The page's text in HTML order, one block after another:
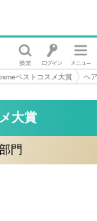
ベストコスメ大賞
ヘ
大賞
門